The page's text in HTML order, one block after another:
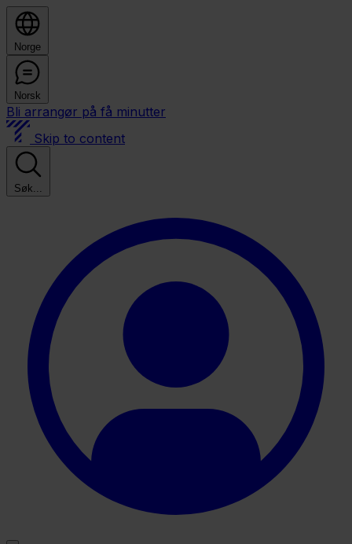
Norge
Norsk
Bli arrangør på få minutter
Skip to content
Søk...